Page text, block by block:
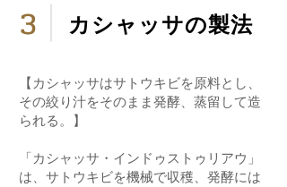
3 カシャッサの製法
【カシャッサはサトウキビを原料とし、
その絞り汁をそのまま発酵、蒸留して造
られる。】
「カシャッサ・インドゥストゥリアウ」
は、サトウキビを機械で収穫、発酵には